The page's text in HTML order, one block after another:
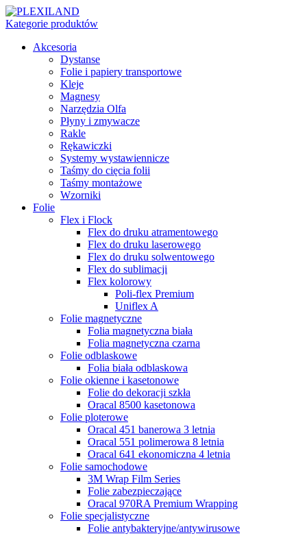
Kategorie produktów
Akcesoria
Dystanse
Folie i papiery transportowe
Kleje
Magnesy
Narzędzia Olfa
Płyny i zmywacze
Rakle
Rękawiczki
Systemy wystawiennicze
Taśmy do cięcia folii
Taśmy montażowe
Wzorniki
Folie
Flex i Flock
Flex do druku atramentowego
Flex do druku laserowego
Flex do druku solwentowego
Flex do sublimacji
Flex kolorowy
Poli-flex Premium
Uniflex A
Folie magnetyczne
Folia magnetyczna biała
Folia magnetyczna czarna
Folie odblaskowe
Folia biała odblaskowa
Folie okienne i kasetonowe
Folie do dekoracji szkła
Oracal 8500 kasetonowa
Folie ploterowe
Oracal 451 banerowa 3 letnia
Oracal 551 polimerowa 8 letnia
Oracal 641 ekonomiczna 4 letnia
Folie samochodowe
3M Wrap Film Series
Folie zabezpieczające
Oracal 970RA Premium Wrapping
Folie specjalistyczne
Folie antybakteryjne/antywirusowe